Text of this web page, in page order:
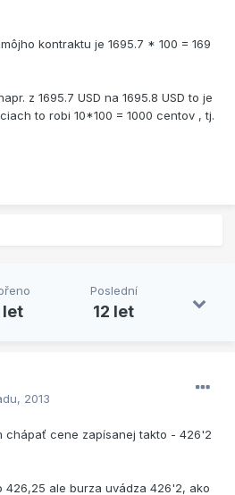
kontraktu je 1695.7 * 100 = 169
z 1695.7 USD na 1695.8 USD to je
to robi 10*100 = 1000 centov , tj.
let
Poslední
12 let
2013
chápať cene zapísanej takto - 426'2
426,25 ale burza uvádza 426'2, ako